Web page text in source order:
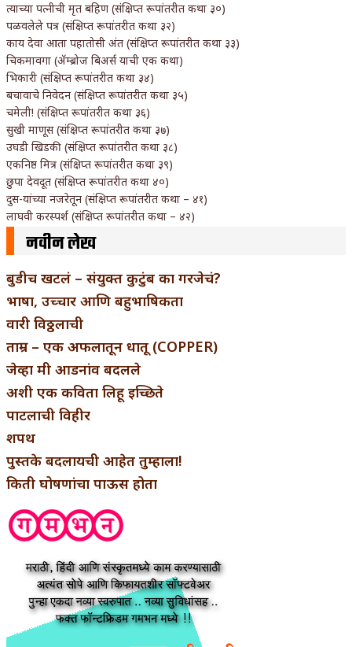
त्याच्या पत्नीची मृत बहिण (संक्षिप्त रूपांतरीत कथा ३०)
पळवलेले पत्र (संक्षिप्त रूपांतरीत कथा ३२)
काय देवा आता पहातोसी अंत (संक्षिप्त रूपांतरीत कथा ३३)
चिकमावगा (ॲम्ब्रोज बिअर्स याची एक कथा)
भिकारी (संक्षिप्त रूपांतरीत कथा ३४)
बचावाचे निवेदन (संक्षिप्त रूपांतरीत कथा ३५)
चमेली! (संक्षिप्त रूपांतरीत कथा ३६)
सुखी माणूस (संक्षिप्त रूपांतरीत कथा ३७)
उघडी खिडकी (संक्षिप्त रूपांतरीत कथा ३८)
एकनिष्ठ मित्र (संक्षिप्त रूपांतरीत कथा ३९)
छुपा देवदूत (संक्षिप्त रूपांतरीत कथा ४०)
दुस-यांच्या नजरेतून (संक्षिप्त रूपांतरीत कथा – ४१)
लाघवी करस्पर्श (संक्षिप्त रूपांतरीत कथा – ४२)
नवीन लेख
बुडीच खटलं – संयुक्त कुटुंब का गरजेचं?
भाषा, उच्चार आणि बहुभाषिकता
वारी विठ्ठलाची
ताम्र – एक अफलातून धातू (COPPER)
जेव्हा मी आडनांव बदलले
अशी एक कविता लिहू इच्छिते
पाटलाची विहीर
शपथ
पुस्तके बदलायची आहेत तुम्हाला!
किती घोषणांचा पाऊस होता